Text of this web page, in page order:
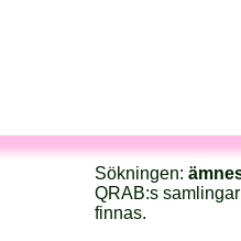
Sökningen:
QRAB:s
finnas.